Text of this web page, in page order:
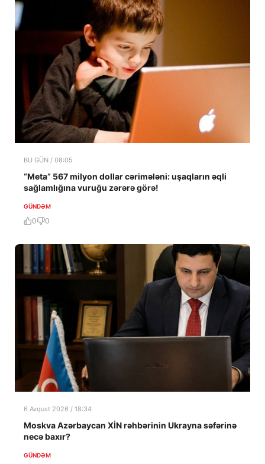
BU GÜN / 08:05
“Meta” 567 milyon dollar cərimələni: uşaqların əqli
sağlamlığına vuruğu zərərə görə!
GÜNDƏM
0 0
6 Avqust 2026 / 18:34
Moskva Azərbaycan XİN rəhbərinin Ukrayna səfərinə
necə baxır?
GÜNDƏM